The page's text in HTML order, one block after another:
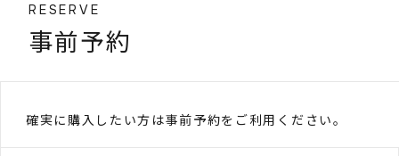
RESERVE
事前予約
確実に購入したい方は事前予約をご利用ください。